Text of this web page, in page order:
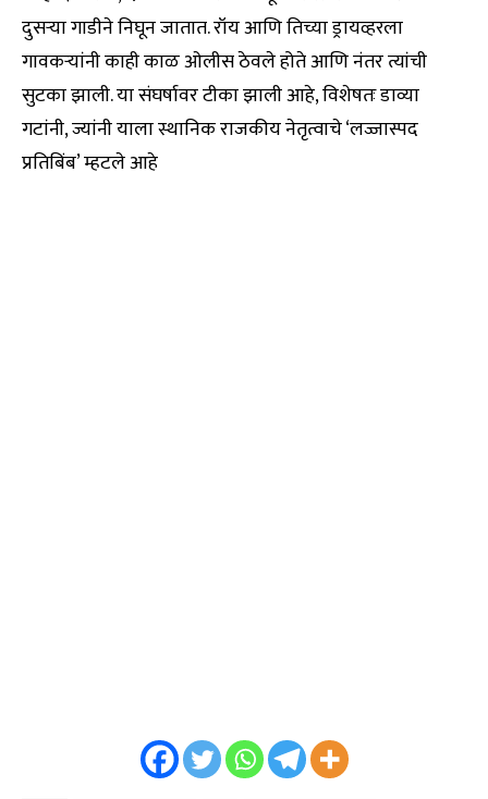
दुसऱ्या गाडीने निघून जातात. रॉय आणि तिच्या ड्रायव्हरला
गावकऱ्यांनी काही काळ ओलीस ठेवले होते आणि नंतर त्यांची
सुटका झाली. या संघर्षावर टीका झाली आहे, विशेषतः डाव्या
गटांनी, ज्यांनी याला स्थानिक राजकीय नेतृत्वाचे ‘लज्जास्पद
प्रतिबिंब’ म्हटले आहे